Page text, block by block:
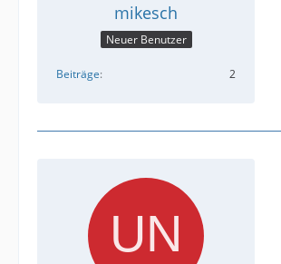
mikesch
Neuer Benutzer
Beiträge 2